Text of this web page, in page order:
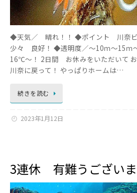
◆天気／ 晴れ！！ ◆ポイント 川奈
少々 良好！ ◆透明度／～10ｍ～15
16℃～！ 2日間 お休みをいただいて
川奈に戻って！ やっぱりホームは…
続きを読む
2023年1月12日
3連休 有難うございま